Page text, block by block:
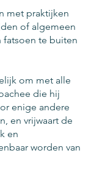
met praktijken
of algemeen
fatsoen te buiten
om met alle
die hij
enige andere
en vrijwaart de
en
worden van